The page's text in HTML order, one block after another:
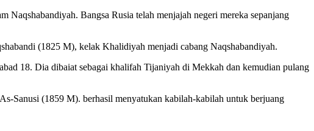
Bangsa Rusia telah menjajah negeri mereka sepanjang
(1825 M), kelak Khalidiyah menjadi cabang Naqshabandiyah.
18. Dia dibaiat sebagai khalifah Tijaniyah di Mekkah dan kemudian pulang
Sanusi (1859 M). berhasil menyatukan kabilah-kabilah untuk berjuang